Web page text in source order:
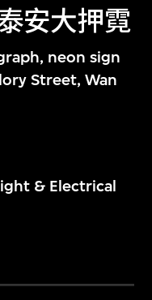
安大押霓
neon sign
Street, Wan
& Electrical